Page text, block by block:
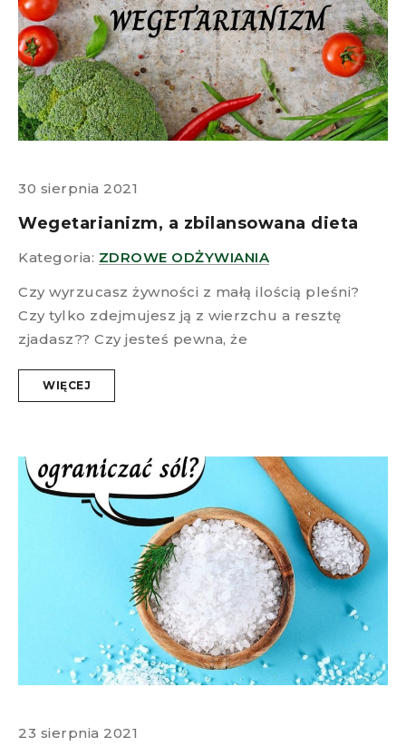
30 sierpnia 2021
Wegetarianizm, a zbilansowana dieta
Kategoria: ZDROWE ODŻYWIANIA
Czy wyrzucasz żywności z małą ilością pleśni?
Czy tylko zdejmujesz ją z wierzchu a resztę
zjadasz?? Czy jesteś pewna, że
WIĘCEJ
23 sierpnia 2021